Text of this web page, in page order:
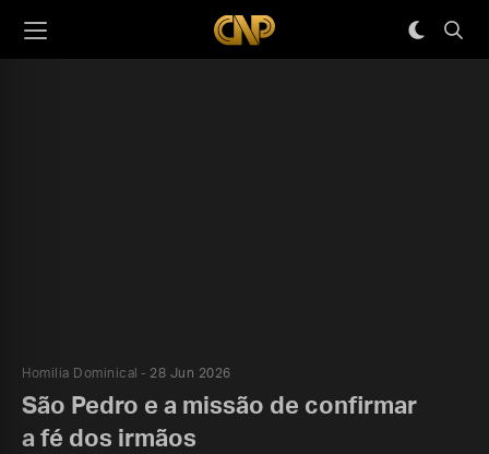
Homilia Dominical 28 Jun 2026
São Pedro e a missão de confirmar
a fé dos irmãos